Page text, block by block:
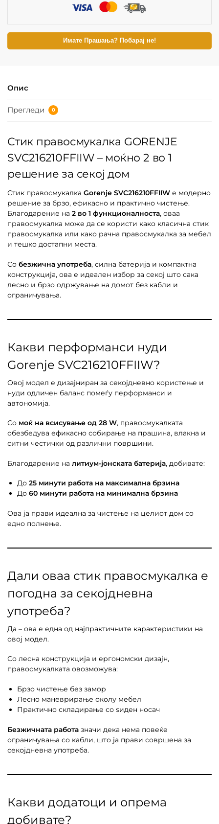
Имате Прашања? Побарај не!
Опис
Прегледи 0
Стик правосмукалка GORENJE
SVC216210FFIIW – моќно 2 во 1
решение за секој дом
Стик правосмукалка Gorenje SVC216210FFIIW е модерно
решение за брзо, ефикасно и практично чистење.
Благодарение на 2 во 1 функционалноста, оваа
правосмукалка може да се користи како класична стик
правосмукалка или како рачна правосмукалка за мебел
и тешко достапни места.
Со безжична употреба, силна батерија и компактна
конструкција, ова е идеален избор за секој што сака
лесно и брзо одржување на домот без кабли и
ограничувања.
Какви перформанси нуди
Gorenje SVC216210FFIIW?
Овој модел е дизајниран за секојдневно користење и
нуди одличен баланс помеѓу перформанси и
автономија.
Со моќ на всисување од 28 W, правосмукалката
обезбедува ефикасно собирање на прашина, влакна и
ситни честички од различни површини.
Благодарение на литиум-јонската батерија, добивате:
До 25 минути работа на максимална брзина
До 60 минути работа на минимална брзина
Ова ја прави идеална за чистење на целиот дом со
едно полнење.
Дали оваа стик правосмукалка е
погодна за секојдневна
употреба?
Да – ова е една од најпрактичните карактеристики на
овој модел.
Со лесна конструкција и ергономски дизајн,
правосмукалката овозможува:
Брзо чистење без замор
Лесно маневрирање околу мебел
Практично складирање со ѕиден носач
Безжичната работа значи дека нема повеќе
ограничувања со кабли, што ја прави совршена за
секојдневна употреба.
Какви додатоци и опрема
добивате?